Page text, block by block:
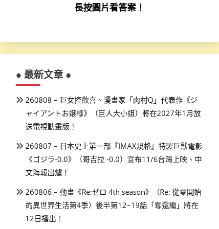
長按圖片看答案！
● 最新文章 ●
260808 – 巨女控歡喜、漫畫家「肉村Q」代表作《ジ
ャイアントお嬢様》（巨人大小姐）將在2027年1月放
送電視動畫版！
260807 – 日本史上第一部『IMAX規格』特製巨獸電影
《ゴジラ-0.0》（哥吉拉 -0.0）宣布11/6台灣上映、中
文海報出爐！
260806 – 動畫《Re:ゼロ 4th season》（Re: 從零開始
的異世界生活第4季）後半第12~19話「奪還編」將在
12日播出！